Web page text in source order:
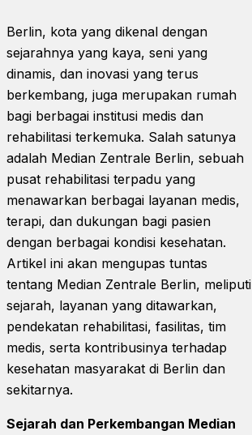
Berlin, kota yang dikenal dengan
sejarahnya yang kaya, seni yang
dinamis, dan inovasi yang terus
berkembang, juga merupakan rumah
bagi berbagai institusi medis dan
rehabilitasi terkemuka. Salah satunya
adalah Median Zentrale Berlin, sebuah
pusat rehabilitasi terpadu yang
menawarkan berbagai layanan medis,
terapi, dan dukungan bagi pasien
dengan berbagai kondisi kesehatan.
Artikel ini akan mengupas tuntas
tentang Median Zentrale Berlin, meliputi
sejarah, layanan yang ditawarkan,
pendekatan rehabilitasi, fasilitas, tim
medis, serta kontribusinya terhadap
kesehatan masyarakat di Berlin dan
sekitarnya.
Sejarah dan Perkembangan Median